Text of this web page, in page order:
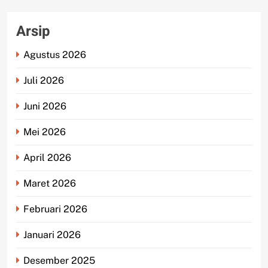
Arsip
Agustus 2026
Juli 2026
Juni 2026
Mei 2026
April 2026
Maret 2026
Februari 2026
Januari 2026
Desember 2025